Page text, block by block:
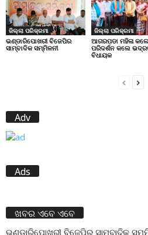
ଜିଲ୍ଲା ପରିକ୍ରମା
ଭଣ୍ଡାରିପୋଖରୀ ବିଜେପିର
ସାମ୍ବାଦିକ ସମ୍ମିଳନୀ
ଜିଲ୍ଲା ପରିକ୍ରମା
ଆଗରପଡା ମହିଳା
ପରିଦର୍ଶନ କଲେ
ବିଧାୟକ
Adv
Ads
ଖବର ଏବେ ଏବେ
ଭଣ୍ଡାରିପୋଖରୀ ବିଜେପିର ସାମ୍ବାଦିକ